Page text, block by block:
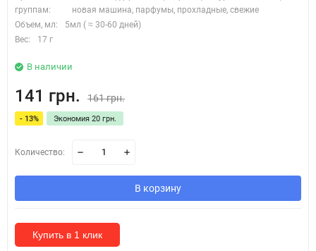
группам:
новая машина, парфумы, прохладные, свежие
Объем, мл:
5мл ( ≈ 30-60 дней)
Вес:
17 г
В наличии
141 грн. 161 грн.
- 13% Экономия 20 грн.
Количество:
В корзину
Купить в 1 клик